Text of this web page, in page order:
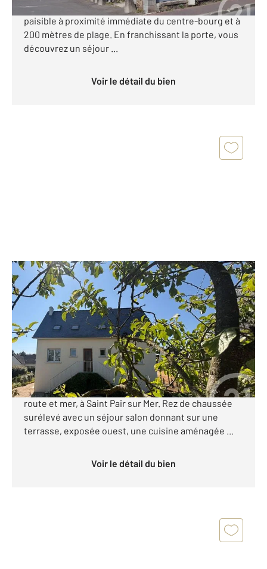
SUR MER, cette maison de 76m² offre un cadre de vie
paisible à proximité immédiate du centre-bourg et à
200 mètres de plage. En franchissant la porte, vous
découvrez un séjour ...
Voir le détail du bien
ST PAIR SUR MER 50
129 m2, 6 pièces
Ref : 44742
Maison à vendre
422 000 €
Century 21 Royer Immo vous propose cette maison
dans un endroit calme, idéalement située entre
route et mer, à Saint Pair sur Mer. Rez de chaussée
surélevé avec un séjour salon donnant sur une
terrasse, exposée ouest, une cuisine aménagée ...
Voir le détail du bien